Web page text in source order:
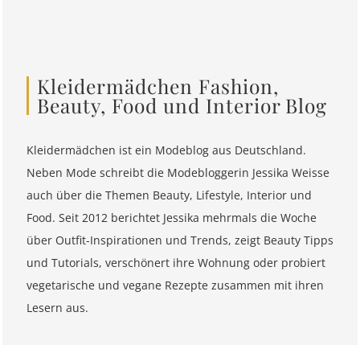
Kleidermädchen Fashion,
Beauty, Food und Interior Blog
Kleidermädchen ist ein Modeblog aus Deutschland.
Neben Mode schreibt die Modebloggerin Jessika Weisse
auch über die Themen Beauty, Lifestyle, Interior und
Food. Seit 2012 berichtet Jessika mehrmals die Woche
über Outfit-Inspirationen und Trends, zeigt Beauty Tipps
und Tutorials, verschönert ihre Wohnung oder probiert
vegetarische und vegane Rezepte zusammen mit ihren
Lesern aus.